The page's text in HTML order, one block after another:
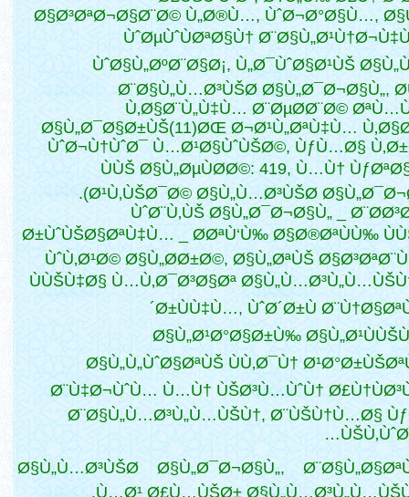
Ø§Ø³ØªØ¬Ø§Ø¨Ø© Ù„Ø®Ù…, ÙˆØ¬Ø°Ø§Ù…,
ÙˆØµÙˆÙØªØ§Ù†
ÙˆØ§Ù„ØºØ¨Ø§Ø¡, Ù„Ø¯ÙˆØ§Ø¹ÙŠ
Ø¨Ø§Ù„Ù…Ø³ÙŠØ­ Ø§Ù„Ø¯Ø¬Ø§Ù„,
Ù‚Ø§Ø¨Ù„Ù‡Ù… Ø¨ØµØ­Ø¨Ø©
Ø§Ù„Ø¯Ø§Ø±ÙŠ(11)ØŒ Ø¬Ø¹Ù„ØªÙ‡Ù…
ÙˆØ¬Ù†ÙˆØ¯ Ù…Ø¹Ø§ÙˆÙŠØ©, ÙƒÙ…Ø§
ÙÙŠ Ø§Ù„ØµÙØ­Ø©: 419, Ù…Ù†
(Ø¹Ù‚ÙŠØ¯Ø© Ø§Ù„Ù…Ø³ÙŠØ­
ÙˆØ¨Ù‚ÙŠ Ø§Ù„Ø¯Ø¬Ø§Ù„ _
Ø±ÙˆÙŠØ§ØªÙ‡Ù… _ Ø­ØªÙ‘Ù‰ Ø§Ø®ØªÙÙ‰
ÙˆÙ‚Ø¹Ø© Ø§Ù„Ø­Ø±Ø©, Ø§Ù„ØªÙŠ
ÙÙŠÙ‡Ø§ Ù…Ù‚Ø¯Ø³Ø§Øª
´Ø±ÙÙ‡Ù…, ÙˆØ´Ø±Ù
Ø§Ù„Ø¹Ø°Ø§Ø±Ù‰
Ø§Ù„Ù„ÙˆØ§ØªÙŠ ÙÙ‚Ø¯Ù†
Ø¨Ù‡Ø¬ÙˆÙ… Ù…Ù† ÙŠØ³Ù…ÙˆÙ†
Ø¨Ø§Ù„Ù…Ø³Ù„Ù…ÙŠÙ†, Ø¨ÙŠÙ†Ù…Ø§
Ø§Ù„Ù…Ø³ÙŠØ­ Ø§Ù„Ø¯Ø¬Ø§Ù„,
Ù…Ø¹ Ø£Ù…ÙŠØ±